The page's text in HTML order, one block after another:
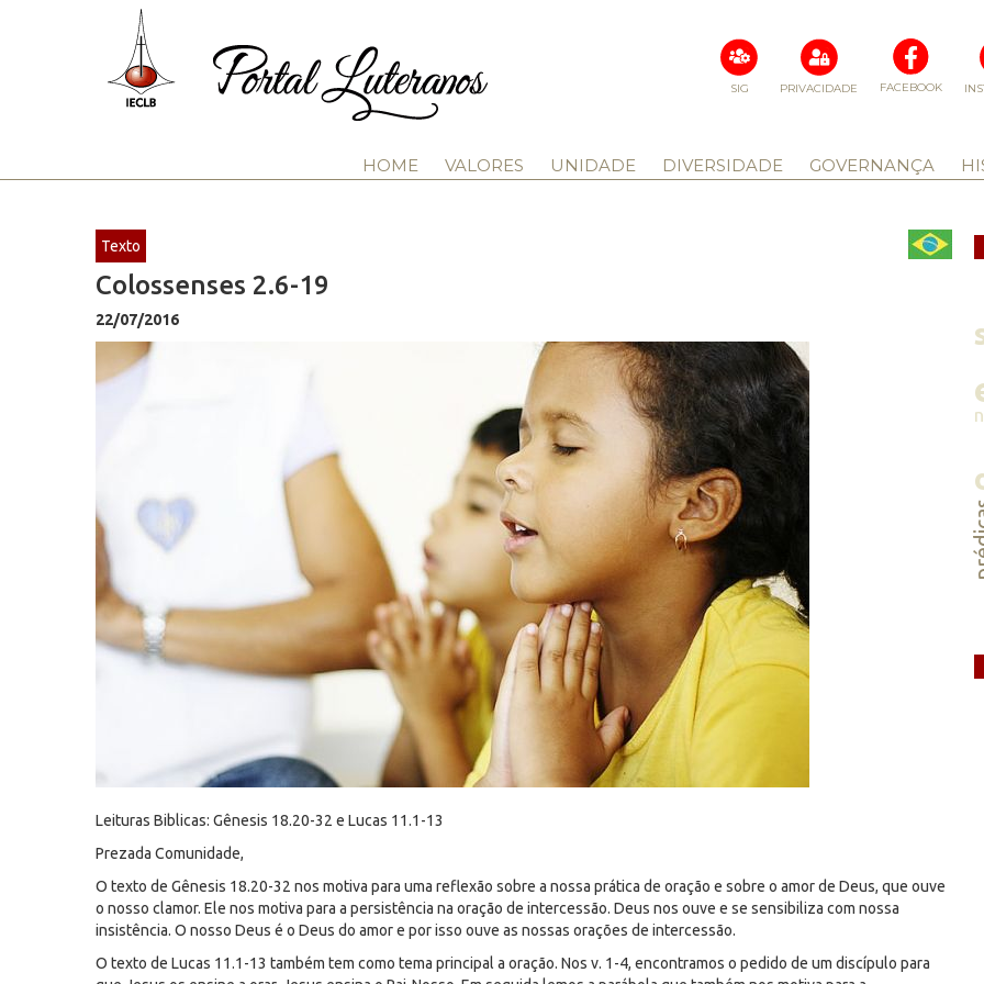
FACEBOOK
PRIVACIDADE
SIG
HOME VALORES UNIDADE DIVERSIDADE GOVERNANÇA
Texto
Colossenses 2.6-19
22/07/2016
Leituras Biblicas: Gênesis 18.20-32 e Lucas 11.1-13
Prezada Comunidade,
O texto de Gênesis 18.20-32 nos motiva para uma reflexão sobre a nossa prática de oração e sobre o amor de Deus, que ouve
o nosso clamor. Ele nos motiva para a persistência na oração de intercessão. Deus nos ouve e se sensibiliza com nossa
insistência. O nosso Deus é o Deus do amor e por isso ouve as nossas orações de intercessão.
O texto de Lucas 11.1-13 também tem como tema principal a oração. Nos v. 1-4, encontramos o pedido de um discípulo para